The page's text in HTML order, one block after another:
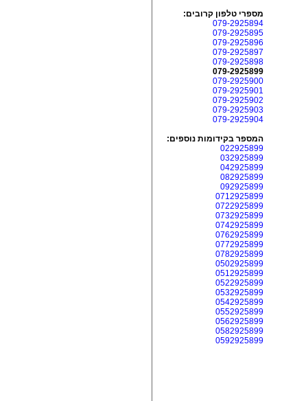
מספרי טלפון קרובים:
079-2925894
079-2925895
079-2925896
079-2925897
079-2925898
079-2925899
079-2925900
079-2925901
079-2925902
079-2925903
079-2925904
המספר בקידומות נוספים:
022925899
032925899
042925899
082925899
092925899
0712925899
0722925899
0732925899
0742925899
0762925899
0772925899
0782925899
0502925899
0512925899
0522925899
0532925899
0542925899
0552925899
0562925899
0582925899
0592925899